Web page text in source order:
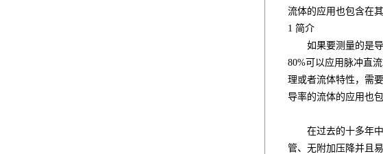
流体的应用也包含在其
1 简介
如果要测量的是导
80%可以应用脉冲直
理或者流体特性，需
导率的流体的应用也包
在过去的十多年中
管、无附加压降并且